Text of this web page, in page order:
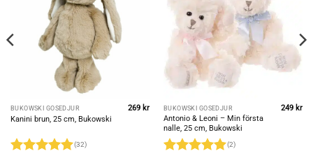
BUKOWSKI GOSEDJUR
Kanini brun, 25 cm, Bukowski
(32)
269kr BUKOWSKI GOSEDJUR
Antonio & Leoni – Min första
nalle, 25 cm, Bukowski
(2)
249kr